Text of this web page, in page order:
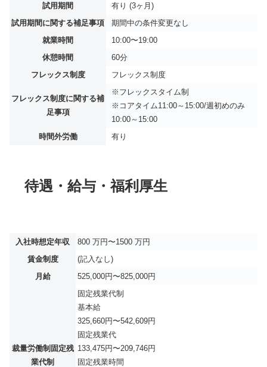
試用期間
有り (3ヶ月)
試用期間に関する補足事項
期間中の条件変更なし
就業時間
10:00〜19:00
休憩時間
60分
フレックス制度
フレックス制度
フレックス制度に関する補
足事項
※フレックスタイム制
※コアタイム11:00～15:00/週初めのみ
10:00～15:00
時間外労働
有り
待遇・給与・福利厚生
入社時想定年収
800 万円〜1500 万円
賃金制度
(記入なし)
月給
525,000円〜825,000円
裁量労働制固定残
業代制
固定残業代制
基本給
325,660円〜542,609円
固定残業代
133,475円〜209,746円
固定残業時間